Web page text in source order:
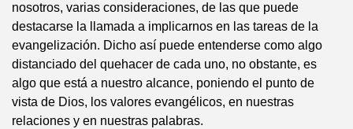
nosotros, varias consideraciones, de las que puede
destacarse la llamada a implicarnos en las tareas de la
evangelización. Dicho así puede entenderse como algo
distanciado del quehacer de cada uno, no obstante, es
algo que está a nuestro alcance, poniendo el punto de
vista de Dios, los valores evangélicos, en nuestras
relaciones y en nuestras palabras.